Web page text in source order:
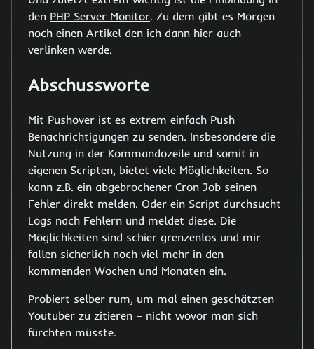
den PHP Server Monitor. Zu dem gibt es Morgen
noch einen Artikel den ich dann hier auch
verlinken werde.
Abschussworte
Mit Pushover ist es extrem einfach Push
Benachrichtigungen zu senden. Insbesondere die
Nutzung in der Kommandozeile und somit in
eigenen Scripten, bietet viele Möglichkeiten. So
kann z.B. ein abgebrochener Cron Job seinen
Fehler direkt melden. Oder ein Script durchsucht
Logs nach Fehlern und meldet diese. Die
Möglichkeiten sind schier grenzenlos und mir
fallen sicherlich noch viel mehr in den
kommenden Wochen und Monaten ein.
Probiert selber rum, um mal einen geschätzten
Youtuber zu zitieren – nicht wovor man sich
fürchten müsste.